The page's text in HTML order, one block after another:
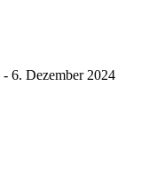
- 6. Dezember 2024